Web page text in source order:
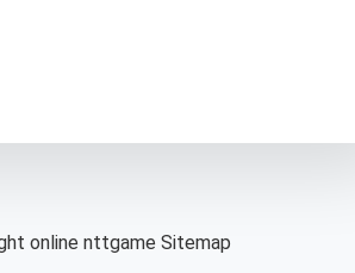
online nttgame Sitemap